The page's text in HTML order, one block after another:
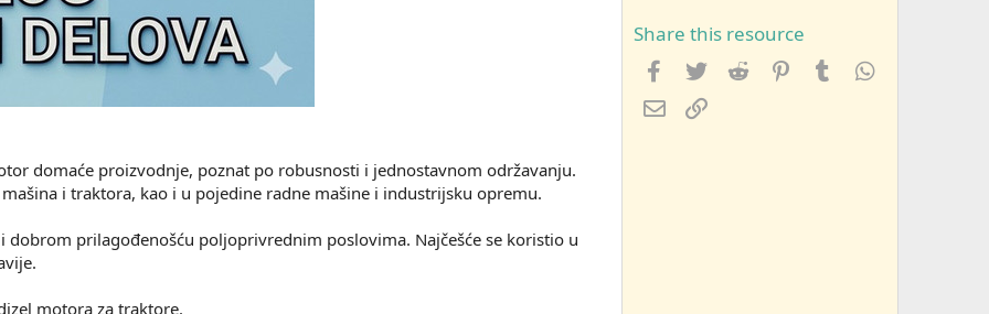
domaće proizvodnje, poznat po robusnosti i jednostavnom održavanju.
i traktora, kao i u pojedine radne mašine i industrijsku opremu.
prilagođenošću poljoprivrednim poslovima. Najčešće se koristio u
motora za traktore.
Share this resource
Facebook
Twitter Reddit PinterestTumblr
Imejl